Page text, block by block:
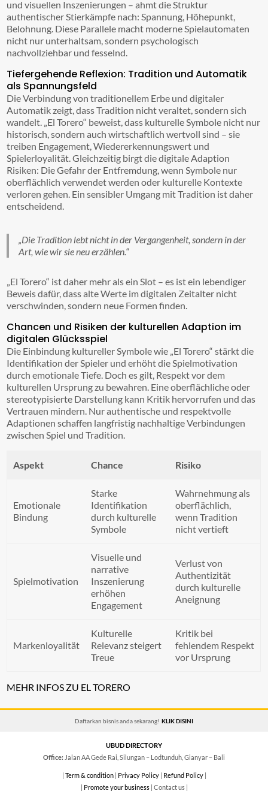
und visuellen Inszenierungen – ahmt die Struktur
authentischer Stierkämpfe nach: Spannung, Höhepunkt,
Belohnung. Diese Parallele macht moderne Spielautomaten
nicht nur unterhaltsam, sondern psychologisch
nachvollziehbar und fesselnd.
Tiefergehende Reflexion: Tradition und Automatik
als Spannungsfeld
Die Verbindung von traditionellem Erbe und digitaler
Automatik zeigt, dass Tradition nicht veraltet, sondern sich
wandelt. „El Torero“ beweist, dass kulturelle Symbole nicht nur
historisch, sondern auch wirtschaftlich wertvoll sind – sie
treiben Engagement, Wiedererkennungswert und
Spielerloyalität. Gleichzeitig birgt die digitale Adaption
Risiken: Die Gefahr der Entfremdung, wenn Symbole nur
oberflächlich verwendet werden oder kulturelle Kontexte
verloren gehen. Ein sensibler Umgang mit Tradition ist daher
entscheidend.
„Die Tradition lebt nicht in der Vergangenheit, sondern in der
Art, wie wir sie neu erzählen.“
„El Torero“ ist daher mehr als ein Slot – es ist ein lebendiger
Beweis dafür, dass alte Werte im digitalen Zeitalter nicht
verschwinden, sondern neue Formen finden.
Chancen und Risiken der kulturellen Adaption im
digitalen Glücksspiel
Die Einbindung kultureller Symbole wie „El Torero“ stärkt die
Identifikation der Spieler und erhöht die Spielmotivation
durch emotionale Tiefe. Doch es gilt, Respekt vor dem
kulturellen Ursprung zu bewahren. Eine oberflächliche oder
stereotypisierte Darstellung kann Kritik hervorrufen und das
Vertrauen mindern. Nur authentische und respektvolle
Adaptionen schaffen langfristig nachhaltige Verbindungen
zwischen Spiel und Tradition.
Aspekt Chance Risiko
Emotionale
Bindung
Starke
Identifikation
durch kulturelle
Symbole
Wahrnehmung als
oberflächlich,
wenn Tradition
nicht vertieft
Spielmotivation
Visuelle und
narrative
Inszenierung
erhöhen
Engagement
Verlust von
Authentizität
durch kulturelle
Aneignung
Markenloyalität
Kulturelle
Relevanz steigert
Treue
Kritik bei
fehlendem Respekt
vor Ursprung
MEHR INFOS ZU EL TORERO
Daftarkan bisnis anda sekarang! KLIK DISINI
UBUD DIRECTORY
Office: Jalan AA Gede Rai, Silungan – Lodtunduh, Gianyar – Bali
Term & condition| Privacy Policy| Refund Policy|
Promote your business| Contact us |